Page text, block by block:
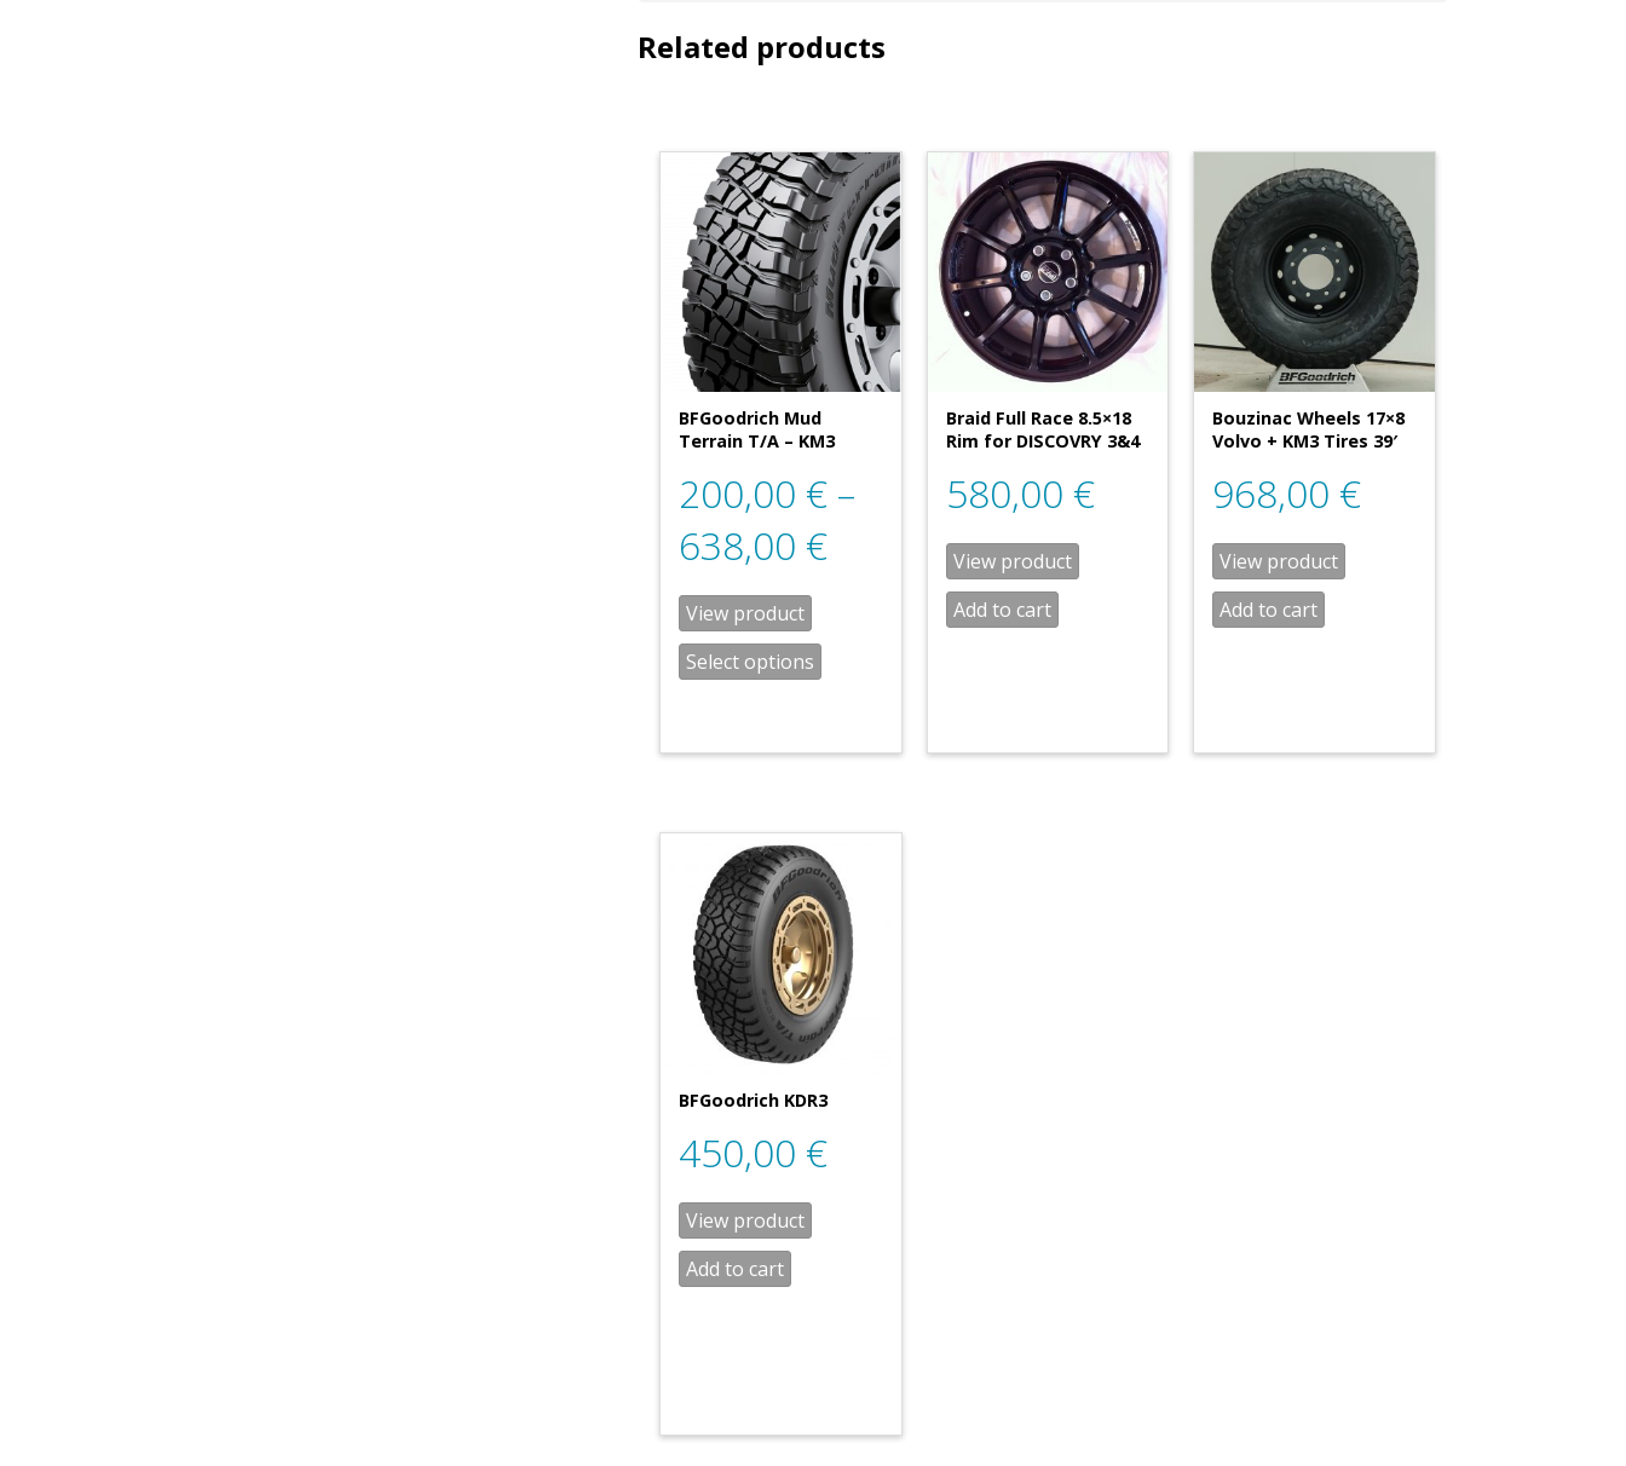
Related products
BFGoodrich Mud
Terrain T/A – KM3
200,00 €–
638,00 €
View product
Select options
Braid Full Race 8.5×18
Rim for DISCOVRY 3&4
580,00 €
View product
Add to cart
Bouzinac Wheels 17×8
Volvo + KM3 Tires 39′
968,00 €
View product
Add to cart
BFGoodrich KDR3
450,00 €
View product
Add to cart